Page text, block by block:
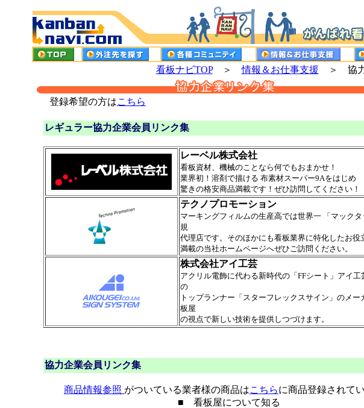
看板ナビTOP＞情報＆お仕事支援 ＞ 協力
登録希望の方はこちら
レギュラー協力企業会員リンク集
レーベル株式会社
看板資材、機械のことなら何でもおまかせ！
業界初！溶剤で描ける 布素材スーパー9Aをはじめ
驚きの格安商品満載です！ぜひ訪問してください！
テクノプロモーション
マーキングフィルムの生産高では世界一 「マック
規
代理店です。そのほかにも看板業界に特化したお役
満載の当社ホームページへぜひご訪問ください。
株式会社アイ工芸
アクリル電飾に代わる新時代の「FFシート」アイ工
の
トップランナー「スターフレックスサイン」のメー
板屋
の視点で新しい技術を提供しつづけます。
協力企業会員リンク集
商品情報参照 がついている業者様の商品はこちらに商品登録されて
■ 看板屋について知る